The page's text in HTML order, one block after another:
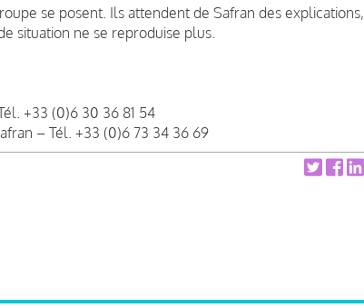
se posent. Ils attendent de Safran des explications,
situation ne se reproduise plus.
+33 (0)6 30 36 81 54
– Tél. +33 (0)6 73 34 36 69